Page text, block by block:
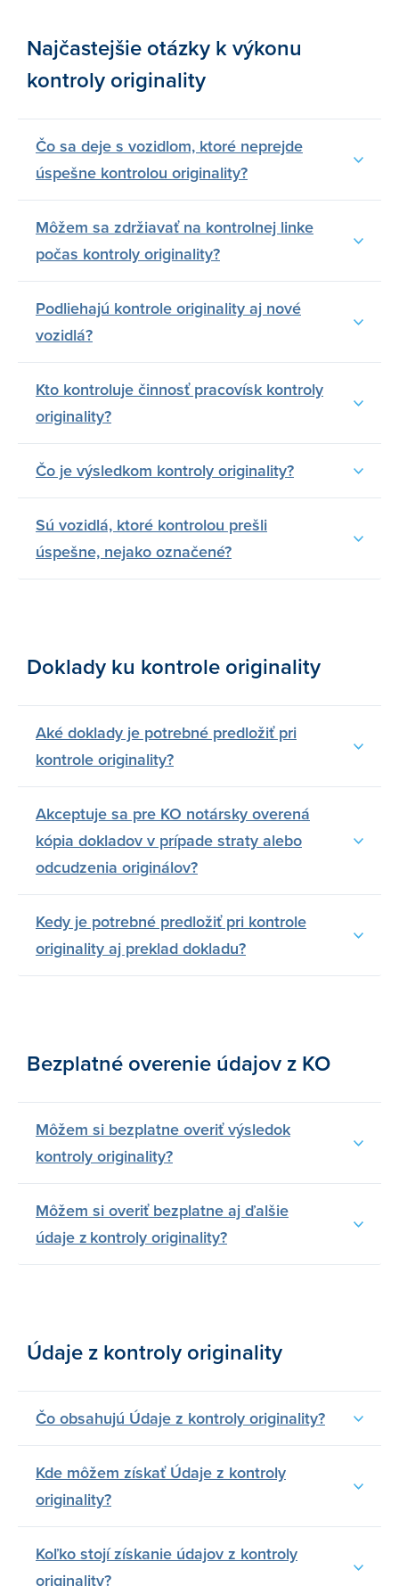
Najčastejšie otázky k výkonu
kontroly originality
Čo sa deje s vozidlom, ktoré neprejde
úspešne kontrolou originality?
Môžem sa zdržiavať na kontrolnej linke
počas kontroly originality?
Podliehajú kontrole originality aj nové
vozidlá?
Kto kontroluje činnosť pracovísk kontroly
originality?
Čo je výsledkom kontroly originality?
Sú vozidlá, ktoré kontrolou prešli
úspešne, nejako označené?
Doklady ku kontrole originality
Aké doklady je potrebné predložiť pri
kontrole originality?
Akceptuje sa pre KO notársky overená
kópia dokladov v prípade straty alebo
odcudzenia originálov?
Kedy je potrebné predložiť pri kontrole
originality aj preklad dokladu?
Bezplatné overenie údajov z KO
Môžem si bezplatne overiť výsledok
kontroly originality?
Môžem si overiť bezplatne aj ďalšie
údaje z kontroly originality?
Údaje z kontroly originality
Čo obsahujú Údaje z kontroly originality?
Kde môžem získať Údaje z kontroly
originality?
Koľko stojí získanie údajov z kontroly
originality?